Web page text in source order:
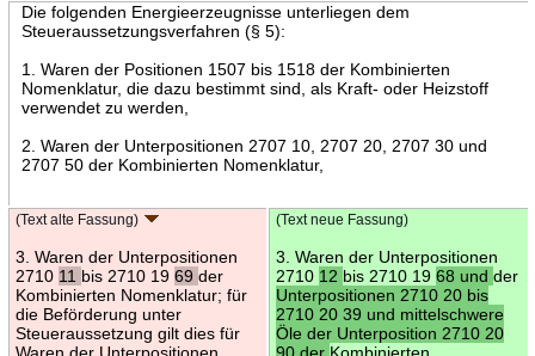
Die folgenden Energieerzeugnisse unterliegen dem
Steueraussetzungsverfahren (§ 5):
1. Waren der Positionen 1507 bis 1518 der Kombinierten
Nomenklatur, die dazu bestimmt sind, als Kraft- oder Heizstoff
verwendet zu werden,
2. Waren der Unterpositionen 2707 10, 2707 20, 2707 30 und
2707 50 der Kombinierten Nomenklatur,
(Text alte Fassung)
3. Waren der Unterpositionen
2710 11 bis 2710 19 69 der
Kombinierten Nomenklatur; für
die Beförderung unter
Steueraussetzung gilt dies für
Waren der Unterpositionen
(Text neue Fassung)
3. Waren der Unterpositionen
2710 12 bis 2710 19 68 und der
Unterpositionen 2710 20 bis
2710 20 39 und mittelschwere
Öle der Unterposition 2710 20
90 der Kombinierten